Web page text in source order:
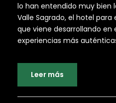
lo han entendido muy bien
Valle Sagrado, el hotel
que viene desarrollando en
experiencias más
Leer más